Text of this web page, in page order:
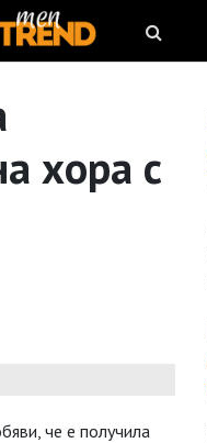
хора с
че е получила